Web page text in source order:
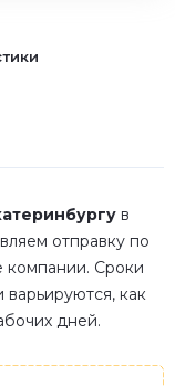
в
отправку по
компании. Сроки
варьируются, как
дней.